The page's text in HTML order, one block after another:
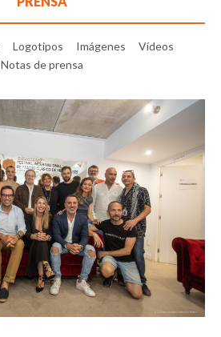
Logotipos Imágenes
Vídeos
Notas de prensa